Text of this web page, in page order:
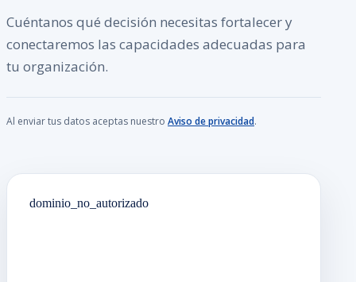
Cuéntanos qué decisión necesitas fortalecer y
conectaremos las capacidades adecuadas para
tu organización.
Al enviar tus datos aceptas nuestro Aviso de privacidad.
dominio_no_autorizado